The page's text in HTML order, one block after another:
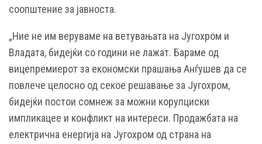
соопштение за јавноста.
„Ние не им веруваме на ветувањата на Југохром и
Владата, бидејќи со години не лажат. Бараме од
вицепремиерот за економски прашања Анѓушев да се
повлече целосно од секое решавање за Југохром,
бидејќи постои сомнеж за можни корупциски
импликацее и конфликт на интереси. Продажбата на
електрична енергија на Југохром од страна на